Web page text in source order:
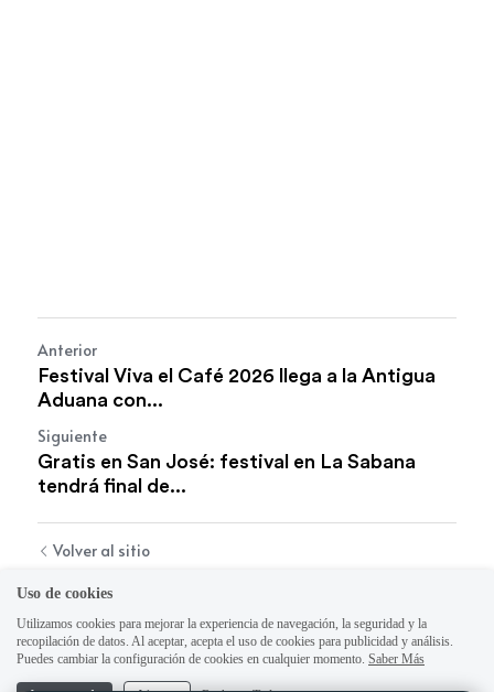
Anterior
Festival Viva el Café 2026 llega a la Antigua
Aduana con...
Siguiente
Gratis en San José: festival en La Sabana
tendrá final de...
Volver al sitio
Uso de cookies
Utilizamos cookies para mejorar la experiencia de navegación, la seguridad y la
recopilación de datos. Al aceptar, acepta el uso de cookies para publicidad y análisis.
Puedes cambiar la configuración de cookies en cualquier momento. Saber Más